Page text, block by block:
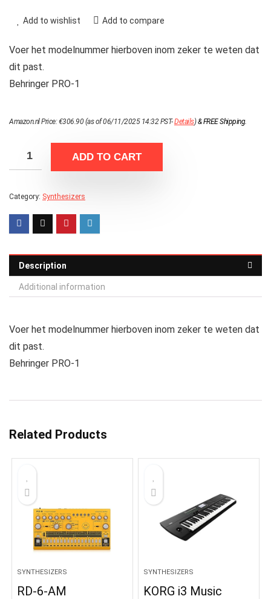
Add to wishlist Add to compare
Voer het modelnummer hierboven inom zeker te weten dat
dit past.
Behringer PRO-1
Amazon.nl Price:€306.90(as of 06/11/2025 14:32 PST-Details)&FREE Shipping.
ADD TO CART
Category: Synthesizers
Description
Additional information
Voer het modelnummer hierboven inom zeker te weten dat
dit past.
Behringer PRO-1
Related Products
SYNTHESIZERS
RD-6-AM
SYNTHESIZERS
KORG i3 Music